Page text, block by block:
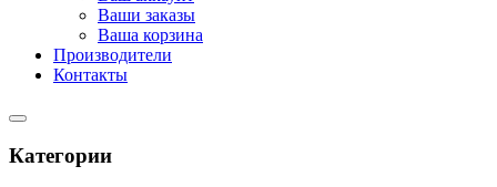
Ваши заказы
Ваша корзина
Производители
Контакты
Категории